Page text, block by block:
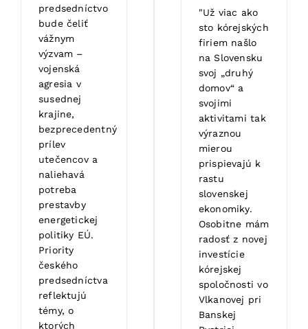
predsedníctvo
bude čeliť
vážnym
výzvam –
vojenská
agresia v
susednej
krajine,
bezprecedentný
prílev
utečencov a
naliehavá
potreba
prestavby
energetickej
politiky EÚ.
Priority
českého
predsedníctva
reflektujú
témy, o
ktorých
"Už viac ako
sto kórejských
firiem našlo
na Slovensku
svoj „druhý
domov“ a
svojimi
aktivitami tak
výraznou
mierou
prispievajú k
rastu
slovenskej
ekonomiky.
Osobitne mám
radosť z novej
investície
kórejskej
spoločnosti vo
Vlkanovej pri
Banskej